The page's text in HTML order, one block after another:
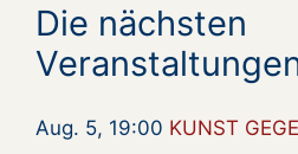
Die nächsten
Aug. 5, 19:00 KUNST